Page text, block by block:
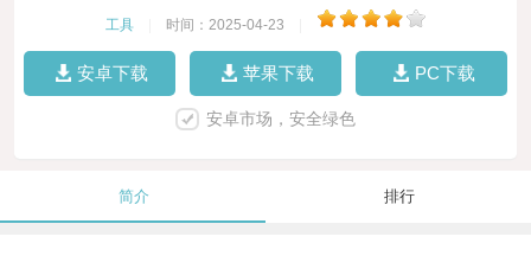
工具 时间：2025-04-23
安卓下载 苹果下载 PC下载
安卓市场，安全绿色
简介 排行